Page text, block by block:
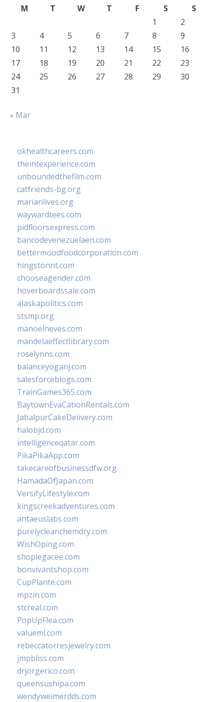
M
T W T F S
S
1
2
3
4 5 6 7 8
9
10
11 12 13 14 15
16
17
18 19 20 21 22
23
24
25 26 27 28 29
30
31
« Mar
okhealthcareers.com
theintexperience.com
unboundedthefilm.com
catfriends-bg.org
marianlives.org
waywardtees.com
pidfloorsexpress.com
bancodevenezuelaen.com
bettermoodfoodcorporation.com
hingstonnt.com
chooseagender.com
hoverboardssale.com
alaskapolitics.com
stsmp.org
manoelneves.com
mandelaeffectlibrary.com
roselynns.com
balanceyoganj.com
salesforceblogs.com
TrainGames365.com
BaytownEvaCationRentals.com
JabalpurCakeDelivery.com
halobjd.com
intelligenceqatar.com
PikaPikaApp.com
takecareofbusinessdfw.org
HamadaOfJapan.com
VersifyLifestyle.com
kingscreekadventures.com
antaeuslabs.com
purelycleanchemdry.com
WishOping.com
shoplegacee.com
bonvivantshop.com
CupPlante.com
mpzin.com
stcreal.com
PopUpFlea.com
valueml.com
rebeccatorresjewelry.com
jmpbliss.com
drjorgerico.com
queensushipa.com
wendyweimerdds.com